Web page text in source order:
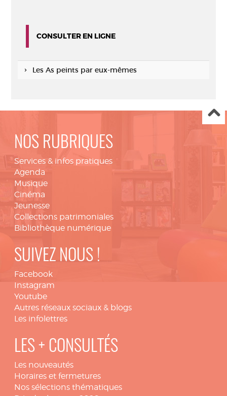
CONSULTER EN LIGNE
Les As peints par eux-mêmes
NOS RUBRIQUES
Services & infos pratiques
Agenda
Musique
Cinéma
Jeunesse
Collections patrimoniales
Bibliothèque numérique
SUIVEZ NOUS !
Facebook
Instagram
Youtube
Autres réseaux sociaux & blogs
Les infolettres
LES + CONSULTÉS
Les nouveautés
Horaires et fermetures
Nos sélections thématiques